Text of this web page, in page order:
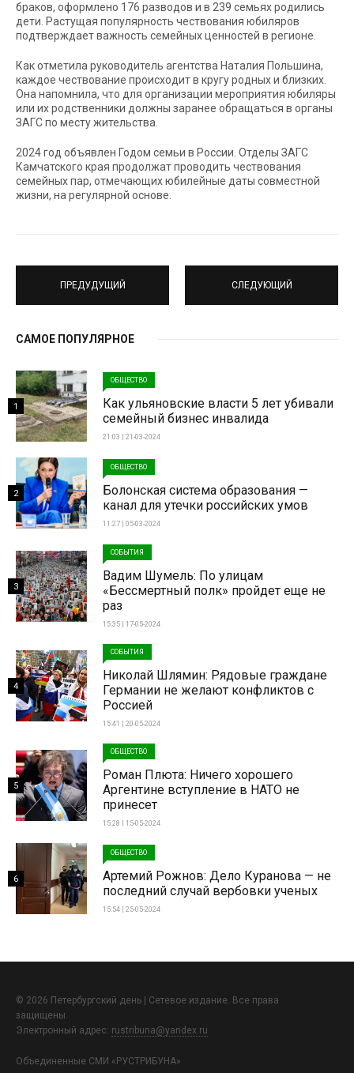
браков, оформлено 176 разводов и в 239 семьях родились
дети. Растущая популярность чествования юбиляров
подтверждает важность семейных ценностей в регионе.
Как отметила руководитель агентства Наталия Польшина,
каждое чествование происходит в кругу родных и близких.
Она напомнила, что для организации мероприятия юбиляры
или их родственники должны заранее обращаться в органы
ЗАГС по месту жительства.
2024 год объявлен Годом семьи в России. Отделы ЗАГС
Камчатского края продолжат проводить чествования
семейных пар, отмечающих юбилейные даты совместной
жизни, на регулярной основе.
ПРЕДУДУЩИЙ СЛЕДУЮЩИЙ
САМОЕ ПОПУЛЯРНОЕ
ОБЩЕСТВО
Как ульяновские власти 5 лет убивали
семейный бизнес инвалида
21:03 | 21-03-2024
1
ОБЩЕСТВО
Болонская система образования —
канал для утечки российских умов
11:27 | 05-03-2024
2
СОБЫТИЯ
Вадим Шумель: По улицам
«Бессмертный полк» пройдет еще не
раз
15:35 | 17-05-2024
3
СОБЫТИЯ
Николай Шлямин: Рядовые граждане
Германии не желают конфликтов с
Россией
15:41 | 20-05-2024
4
ОБЩЕСТВО
Роман Плюта: Ничего хорошего
Аргентине вступление в НАТО не
принесет
15:28 | 15-05-2024
5
ОБЩЕСТВО
Артемий Рожнов: Дело Куранова — не
последний случай вербовки ученых
15:54 | 25-05-2024
6
© 2026 Петербургский день | Сетевое издание. Все права
защищены.
Электронный адрес: rustribuna@yandex.ru
Объединенные СМИ «РУСТРИБУНА»